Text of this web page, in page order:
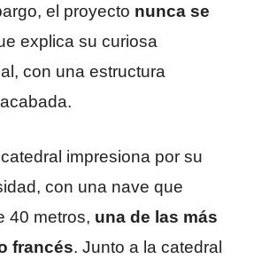
el proyecto nunca se
explica su curiosa
con una estructura
impresiona por su
con una nave que
40 metros, una de las más
francés. Junto a la catedral